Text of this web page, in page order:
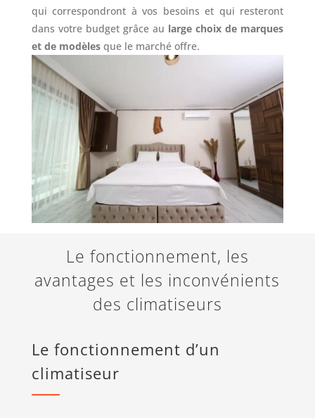
qui correspondront à vos besoins et qui resteront
dans votre budget grâce au large choix de marques
et de modèlesque le marché offre.
Le fonctionnement, les
avantages et les inconvénients
des climatiseurs
Le fonctionnement d’un
climatiseur